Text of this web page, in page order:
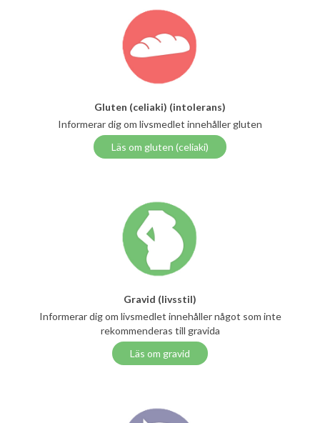
Gluten (celiaki) (intolerans)
Informerar dig om livsmedlet innehåller gluten
Läs om gluten (celiaki)
Gravid (livsstil)
Informerar dig om livsmedlet innehåller något som inte
rekommenderas till gravida
Läs om gravid